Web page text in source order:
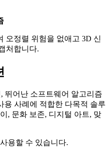
오정렬 위험을 없애고 3D 신
처합니다.
뛰어난 소프트웨어 알고리즘
용 사례에 적합한 다목적 솔루
, 문화 보존, 디지털 아트, 맞
용할 수 있습니다.